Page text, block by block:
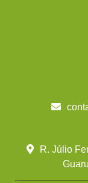
R. Júlio